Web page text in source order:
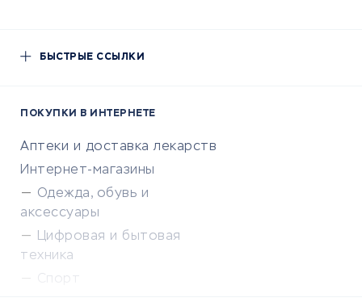
БЫСТРЫЕ ССЫЛКИ
ПОКУПКИ В ИНТЕРНЕТЕ
Аптеки и доставка лекарств
Интернет-магазины
Одежда, обувь и
аксессуары
Цифровая и бытовая
техника
Спорт